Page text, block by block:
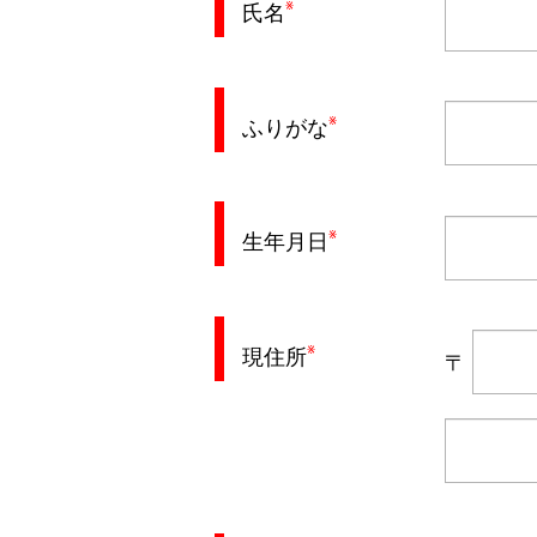
氏名※
ふりがな※
生年月日※
現住所※ 〒